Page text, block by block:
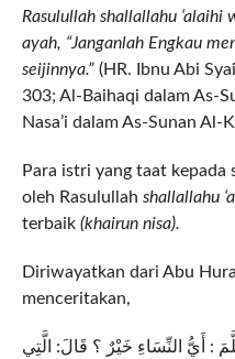
Rasulullah shallallahu ‘alaihi
ayah, “Janganlah Engkau
seijinnya.”(HR. Ibnu Abi
303; Al-Baihaqi dalam As-
Nasa’i dalam As-Sunan Al-
Para istri yang taat kepada
oleh Rasulullah shallallahu
terbaik (khairun nisa).
Diriwayatkan dari Abu
menceritakan,
: أَيُّ النِّسَاءِ خَيْرٌ ؟ قَالَ: الَّتِي